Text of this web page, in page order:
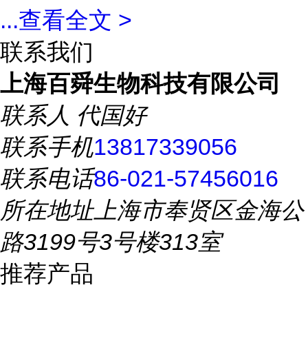
...查看全文 >
联系我们
上海百舜生物科技有限公司
联系人 代国好
联系手机13817339056
联系电话86-021-57456016
所在地址上海市奉贤区金海公
路3199号3号楼313室
推荐产品